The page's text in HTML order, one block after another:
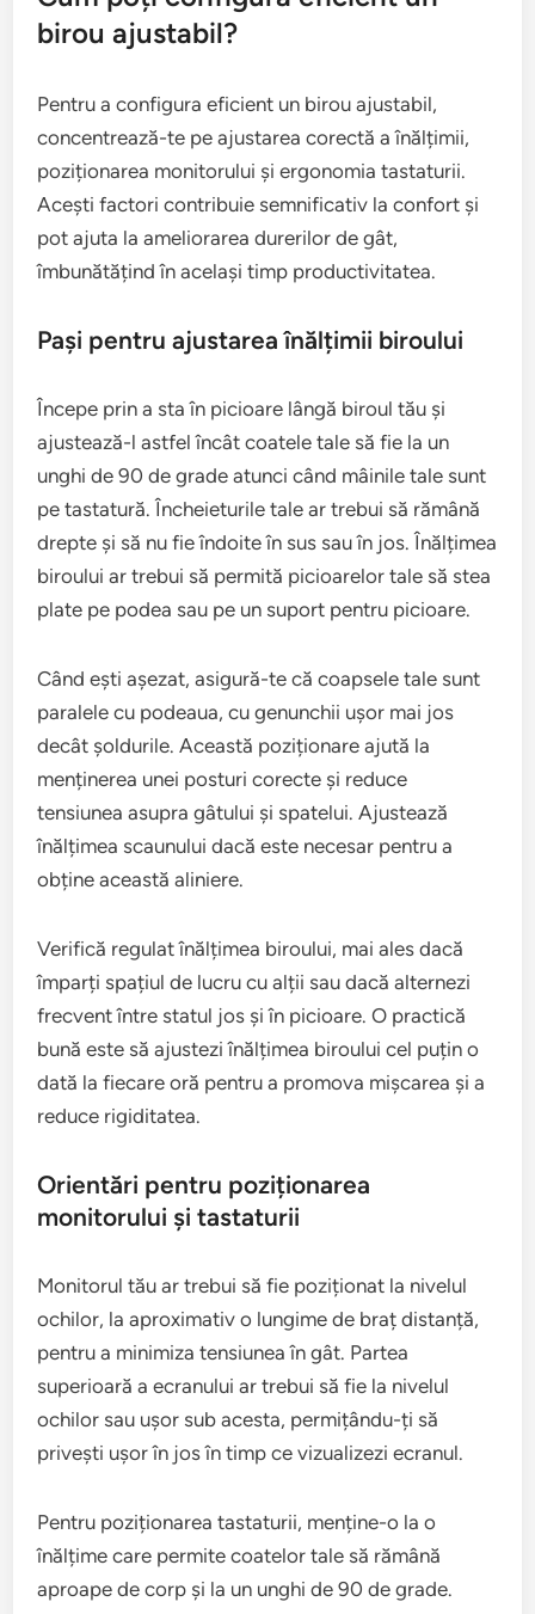
birou ajustabil?
Pentru a configura eficient un birou ajustabil,
concentrează-te pe ajustarea corectă a înălțimii,
poziționarea monitorului și ergonomia tastaturii.
Acești factori contribuie semnificativ la confort și
pot ajuta la ameliorarea durerilor de gât,
îmbunătățind în același timp productivitatea.
Pași pentru ajustarea înălțimii biroului
Începe prin a sta în picioare lângă biroul tău și
ajustează-l astfel încât coatele tale să fie la un
unghi de 90 de grade atunci când mâinile tale sunt
pe tastatură. Încheieturile tale ar trebui să rămână
drepte și să nu fie îndoite în sus sau în jos. Înălțimea
biroului ar trebui să permită picioarelor tale să stea
plate pe podea sau pe un suport pentru picioare.
Când ești așezat, asigură-te că coapsele tale sunt
paralele cu podeaua, cu genunchii ușor mai jos
decât șoldurile. Această poziționare ajută la
menținerea unei posturi corecte și reduce
tensiunea asupra gâtului și spatelui. Ajustează
înălțimea scaunului dacă este necesar pentru a
obține această aliniere.
Verifică regulat înălțimea biroului, mai ales dacă
împarți spațiul de lucru cu alții sau dacă alternezi
frecvent între statul jos și în picioare. O practică
bună este să ajustezi înălțimea biroului cel puțin o
dată la fiecare oră pentru a promova mișcarea și a
reduce rigiditatea.
Orientări pentru poziționarea
monitorului și tastaturii
Monitorul tău ar trebui să fie poziționat la nivelul
ochilor, la aproximativ o lungime de braț distanță,
pentru a minimiza tensiunea în gât. Partea
superioară a ecranului ar trebui să fie la nivelul
ochilor sau ușor sub acesta, permițându-ți să
privești ușor în jos în timp ce vizualizezi ecranul.
Pentru poziționarea tastaturii, menține-o la o
înălțime care permite coatelor tale să rămână
aproape de corp și la un unghi de 90 de grade.